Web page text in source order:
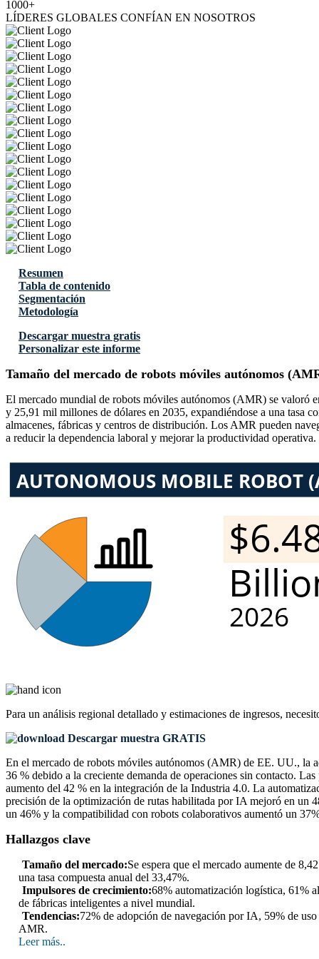
1000+
LÍDERES GLOBALES CONFÍAN EN NOSOTROS
Resumen
Tabla de contenido
Segmentación
Metodología
Descargar muestra gratis
Personalizar este informe
Tamaño del mercado de robots móviles autónomos
El mercado mundial de robots móviles autónomos (AMR) se valoró
y 25,91 mil millones de dólares en 2035, expandiéndose a una tasa
almacenes, fábricas y centros de distribución. Los AMR pueden
a reducir la dependencia laboral y mejorar la productividad operativa.
Para un análisis regional detallado y estimaciones de ingresos,
Descargar muestra GRATIS
En el mercado de robots móviles autónomos (AMR) de EE. UU., la
36 % debido a la creciente demanda de operaciones sin contacto.
aumento del 42 % en la integración de la Industria 4.0. La
precisión de la optimización de rutas habilitada por IA mejoró en un
un 46% y la compatibilidad con robots colaborativos aumentó un
Hallazgos clave
Tamaño del mercado:Se espera que el mercado aumente de
una tasa compuesta anual del 33,47%.
Impulsores de crecimiento:68% automatización logística, 61%
de fábricas inteligentes a nivel mundial.
Tendencias:72% de adopción de navegación por IA, 59% de
AMR.
Leer más..